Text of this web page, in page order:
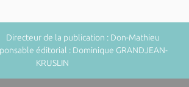
de la publication : Don-Mathieu
éditorial : Dominique GRANDJEAN-
KRUSLIN